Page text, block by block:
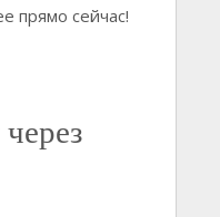
прямо сейчас!